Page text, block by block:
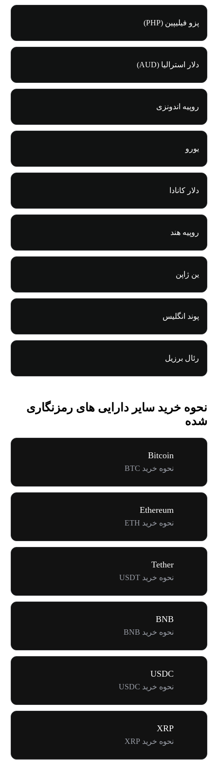
پزو فیلیپین (PHP)
دلار استرالیا (AUD)
روپیه اندونزی
یورو
دلار کانادا
روپیه هند
ین ژاپن
پوند انگلیس
رئال برزیل
نحوه خرید سایر دارایی های رمزنگاری
شده
Bitcoin
نحوه خرید BTC
Ethereum
نحوه خرید ETH
Tether
نحوه خرید USDT
BNB
نحوه خرید BNB
USDC
نحوه خرید USDC
XRP
نحوه خرید XRP